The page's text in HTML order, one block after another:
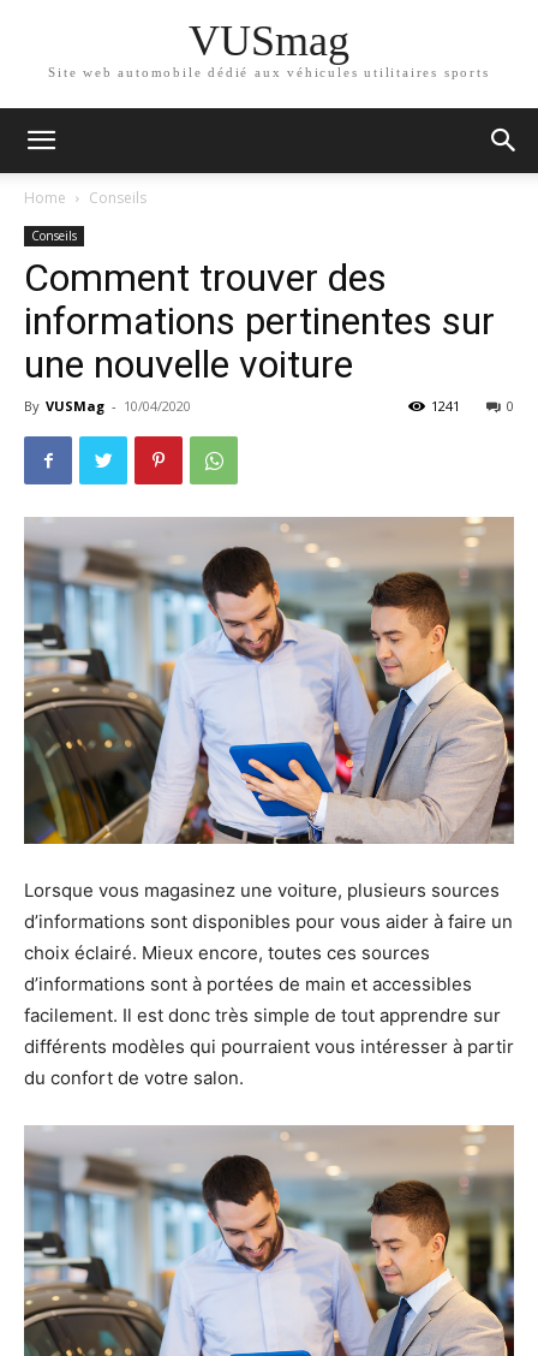
VUSmag
Site web automobile dédié aux véhicules utilitaires sports
Home Conseils
Conseils
Comment trouver des
informations pertinentes sur
une nouvelle voiture
By VUSMag - 10/04/2020 0
1241
Lorsque vous magasinez une voiture, plusieurs sources
d’informations sont disponibles pour vous aider à faire un
choix éclairé. Mieux encore, toutes ces sources
d’informations sont à portées de main et accessibles
facilement. Il est donc très simple de tout apprendre sur
différents modèles qui pourraient vous intéresser à partir
du confort de votre salon.